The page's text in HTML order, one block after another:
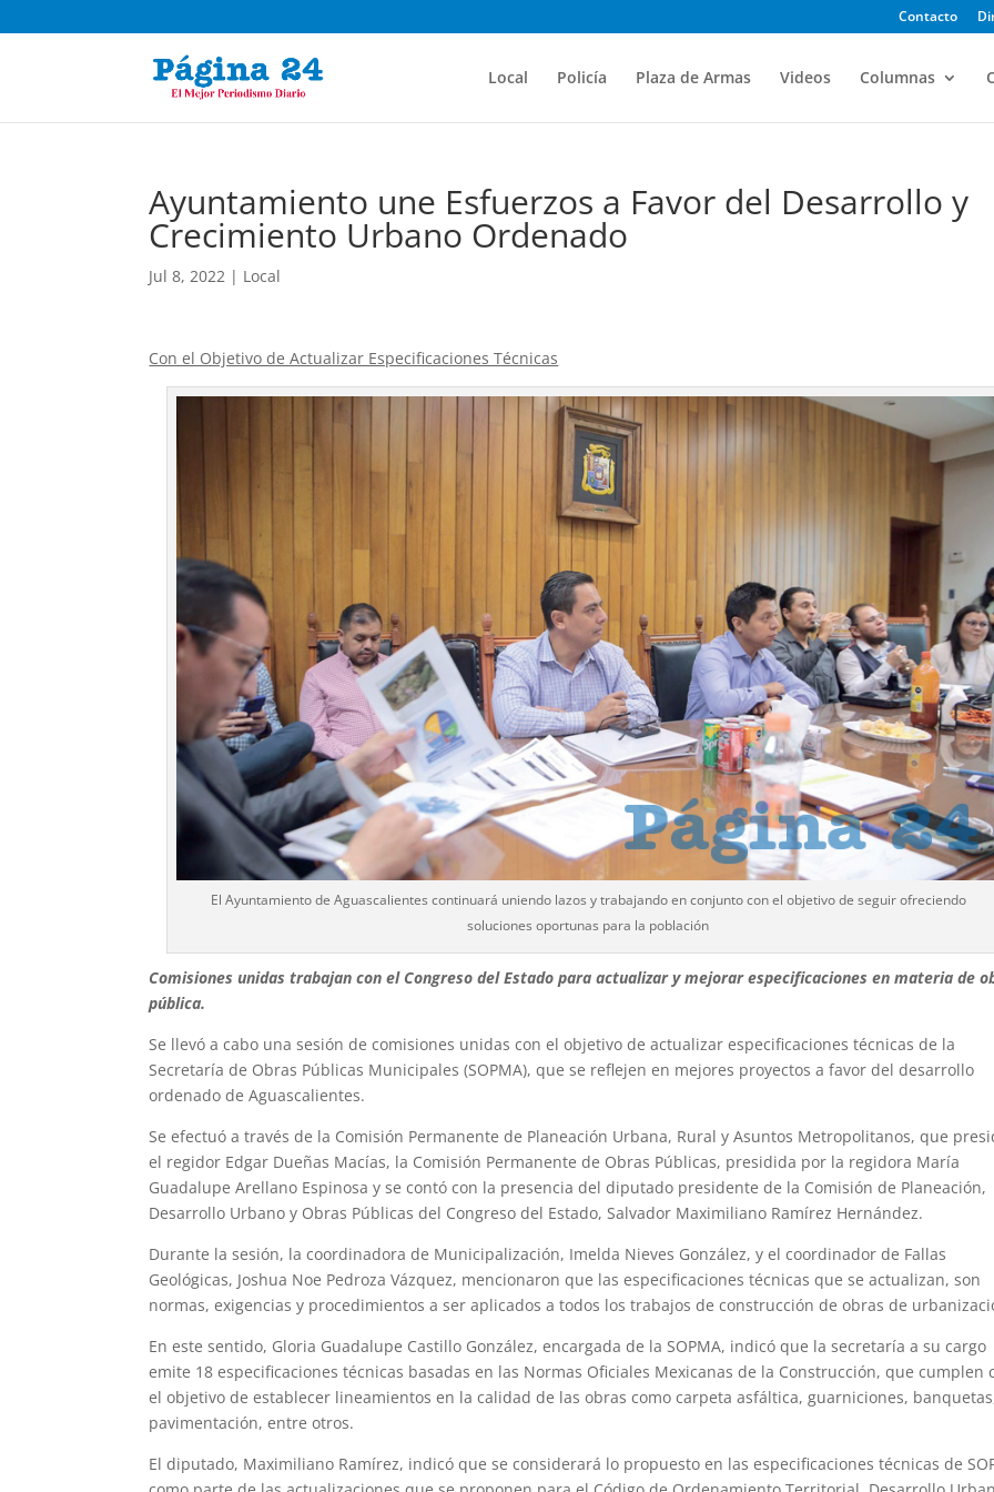
Contacto
Local Policía Plaza de Armas Videos Columnas
Ayuntamiento une Esfuerzos a Favor del Desarrollo y
Crecimiento Urbano Ordenado
Jul 8, 2022 | Local
Con el Objetivo de Actualizar Especificaciones Técnicas
El Ayuntamiento de Aguascalientes continuará uniendo lazos y trabajando en conjunto con el objetivo de seguir ofreciendo
soluciones oportunas para la población
Comisiones unidas trabajan con el Congreso del Estado para actualizar y mejorar especificaciones en materia de
pública.
Se llevó a cabo una sesión de comisiones unidas con el objetivo de actualizar especificaciones técnicas de la
Secretaría de Obras Públicas Municipales (SOPMA), que se reflejen en mejores proyectos a favor del desarrollo
ordenado de Aguascalientes.
Se efectuó a través de la Comisión Permanente de Planeación Urbana, Rural y Asuntos Metropolitanos, que
el regidor Edgar Dueñas Macías, la Comisión Permanente de Obras Públicas, presidida por la regidora María
Guadalupe Arellano Espinosa y se contó con la presencia del diputado presidente de la Comisión de Planeación,
Desarrollo Urbano y Obras Públicas del Congreso del Estado, Salvador Maximiliano Ramírez Hernández.
Durante la sesión, la coordinadora de Municipalización, Imelda Nieves González, y el coordinador de Fallas
Geológicas, Joshua Noe Pedroza Vázquez, mencionaron que las especificaciones técnicas que se actualizan, son
normas, exigencias y procedimientos a ser aplicados a todos los trabajos de construcción de obras de
En este sentido, Gloria Guadalupe Castillo González, encargada de la SOPMA, indicó que la secretaría a su cargo
emite 18 especificaciones técnicas basadas en las Normas Oficiales Mexicanas de la Construcción, que cumplen
el objetivo de establecer lineamientos en la calidad de las obras como carpeta asfáltica, guarniciones,
pavimentación, entre otros.
El diputado, Maximiliano Ramírez, indicó que se considerará lo propuesto en las especificaciones técnicas de